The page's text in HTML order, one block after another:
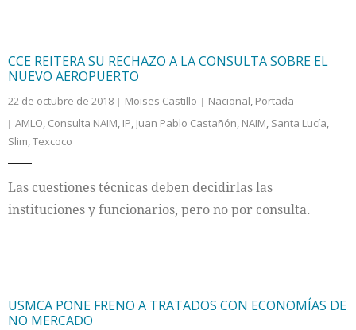
CCE REITERA SU RECHAZO A LA CONSULTA SOBRE EL
NUEVO AEROPUERTO
22 de octubre de 2018 Moises Castillo Nacional, Portada
AMLO, Consulta NAIM, IP, Juan Pablo Castañón, NAIM, Santa Lucía,
Slim,Texcoco
Las cuestiones técnicas deben decidirlas las
instituciones y funcionarios, pero no por consulta.
USMCA PONE FRENO A TRATADOS CON ECONOMÍAS DE
NO MERCADO